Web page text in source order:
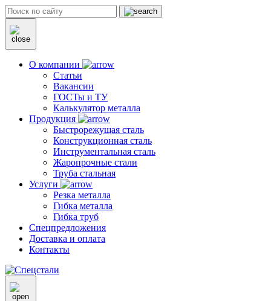
О компании
Статьи
Вакансии
ГОСТы и ТУ
Калькулятор металла
Продукция
Быстрорежущая сталь
Конструкционная сталь
Инструментальная сталь
Жаропрочные стали
Труба стальная
Услуги
Резка металла
Гибка металла
Гибка труб
Спецпредложения
Доставка и оплата
Контакты